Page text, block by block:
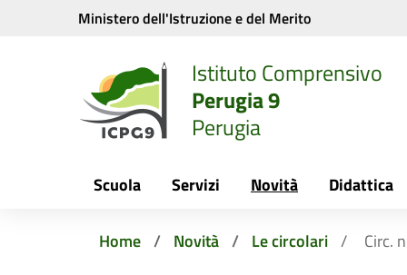
Vai ai contenuti
Vai al menu di navigazione
Ministero dell'Istruzione e del Merito
Istituto Comprensivo
Perugia 9
Perugia
Scuola Servizi Novità Didattica
Home Novità Le circolari Circ.